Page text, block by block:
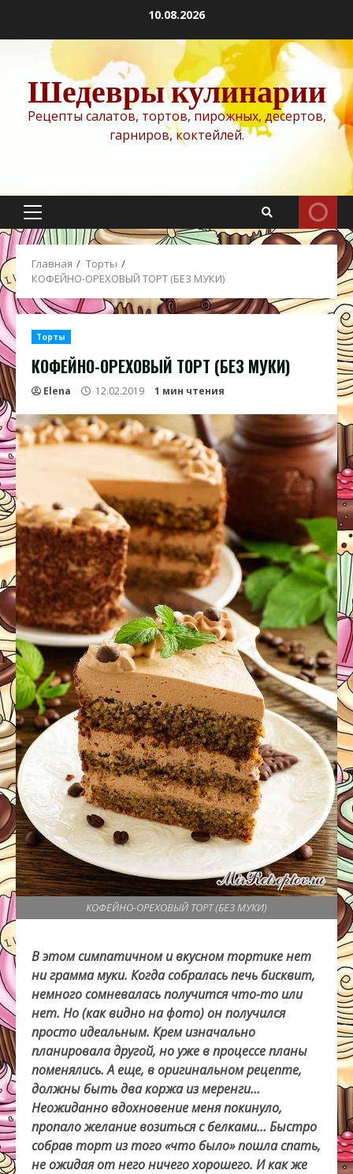
содержимому
10.08.2026
Шедевры кулинарии
Рецепты салатов, тортов, пирожных, десертов,
гарниров, коктейлей.
Основное
меню
Главная
Торты
КОФЕЙНО-ОРЕХОВЫЙ ТОРТ (БЕЗ МУКИ)
Торты
КОФЕЙНО-ОРЕХОВЫЙ ТОРТ (БЕЗ МУКИ)
Elena 12.02.2019 1 мин чтения
КОФЕЙНО-ОРЕХОВЫЙ ТОРТ (БЕЗ МУКИ)
В этом симпатичном и вкусном тортике нет
ни грамма муки. Когда собралась печь бисквит,
немного сомневалась получится что-то или
нет. Но (как видно на фото) он получился
просто идеальным. Крем изначально
планировала другой, но уже в процессе планы
поменялись. А еще, в оригинальном рецепте,
должны быть два коржа из меренги…
Неожиданно вдохновение меня покинуло,
пропало желание возиться с белками… Быстро
собрав торт из того «что было» пошла спать,
не ожидая от него ничего хорошего. И как же